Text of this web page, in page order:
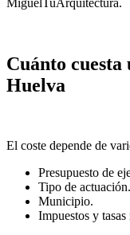
Cuánto cuesta
Huelva
El coste depende de
Presupuesto de
Tipo de actuación.
Municipio.
Impuestos y